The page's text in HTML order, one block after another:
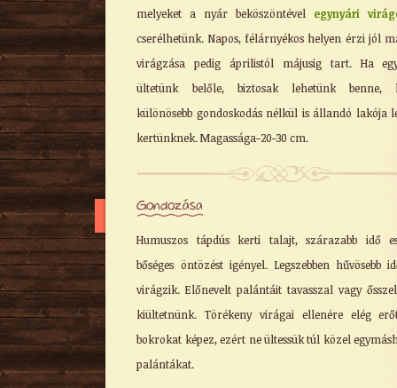
melyeket a nyár beköszöntével egynyári
cserélhetünk. Napos, félárnyékos helyen érzi jól
virágzása pedig áprilistól májusig tart. Ha
ültetünk belőle, biztosak lehetünk benne,
különösebb gondoskodás nélkül is állandó lakója
kertünknek. Magassága-20-30 cm.
Gondozása
Humuszos tápdús kerti talajt, szárazabb idő
bőséges öntözést igényel. Legszebben hűvösebb
virágzik. Előnevelt palántáit tavasszal vagy
kiültetnünk. Törékeny virágai ellenére elég
bokrokat képez, ezért ne ültessük túl közel
palántákat.